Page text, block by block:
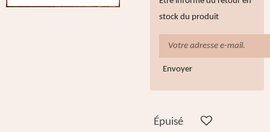
stock du produit
Envoyer
Épuisé